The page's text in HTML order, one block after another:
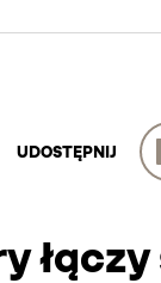
UDOSTĘPNIJ